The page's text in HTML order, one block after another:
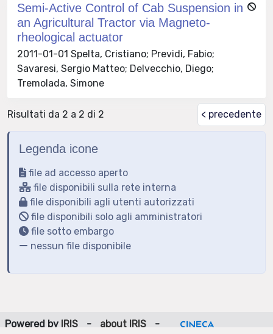
Semi-Active Control of Cab Suspension in
an Agricultural Tractor via Magneto-
rheological actuator
2011-01-01 Spelta, Cristiano; Previdi, Fabio;
Savaresi, Sergio Matteo; Delvecchio, Diego;
Tremolada, Simone
Risultati da 2 a 2 di 2 < precedente
Legenda icone
file ad accesso aperto
file disponibili sulla rete interna
file disponibili agli utenti autorizzati
file disponibili solo agli amministratori
file sotto embargo
nessun file disponibile
Powered by IRIS - about IRIS
-